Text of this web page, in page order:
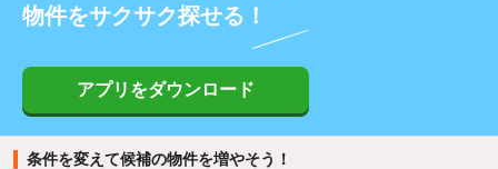
物件をサクサク探せる！
アプリをダウンロード
条件を変えて候補の物件を増やそう！